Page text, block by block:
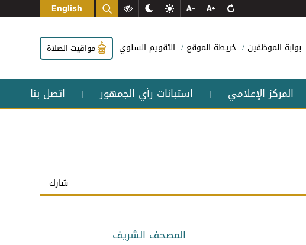
English
بوابة الموظفين خريطة الموقع التقويم السنوي مواقيت الصلاة
المركز الإعلامي | استبانات رأي الجمهور | اتصل بنا
شارك
المصحف الشريف